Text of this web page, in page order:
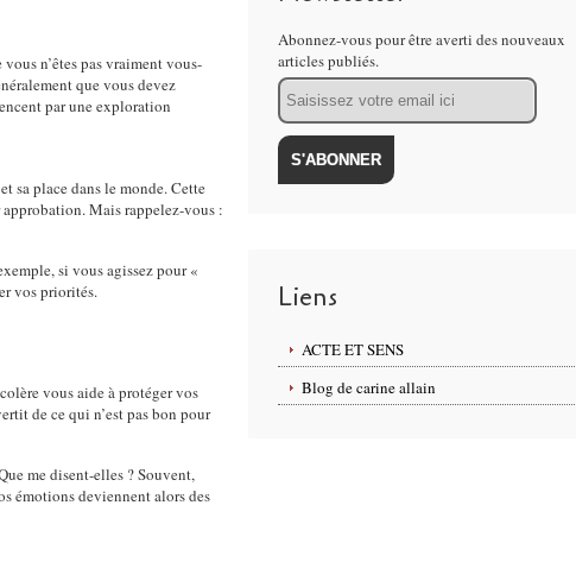
n’êtes pas vraiment vous-
que vous devez
par une exploration
sa place dans le monde. Cette
Mais rappelez-vous :
si vous agissez pour «
vos priorités.
vous aide à protéger vos
de ce qui n’est pas bon pour
me disent-elles ? Souvent,
émotions deviennent alors des
Abonnez-vous pour être averti des nouveaux
articles publiés.
Email
Liens
ACTE ET SENS
Blog de carine allain